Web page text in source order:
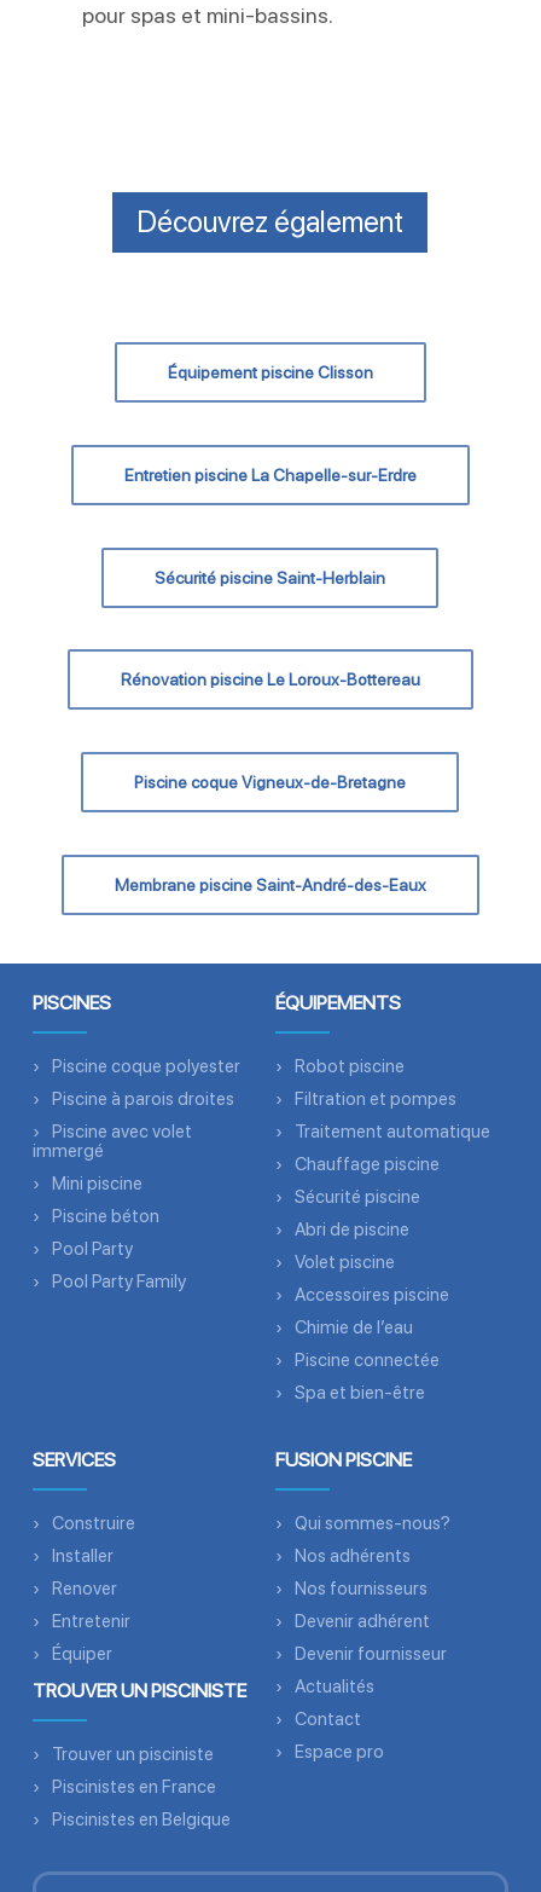
pour spas et mini-bassins.
Découvrez également
Équipement piscine Clisson
Entretien piscine La Chapelle-sur-Erdre
Sécurité piscine Saint-Herblain
Rénovation piscine Le Loroux-Bottereau
Piscine coque Vigneux-de-Bretagne
Membrane piscine Saint-André-des-Eaux
PISCINES
Piscine coque polyester
Piscine à parois droites
Piscine avec volet
immergé
Mini piscine
Piscine béton
Pool Party
Pool Party Family
ÉQUIPEMENTS
Robot piscine
Filtration et pompes
Traitement automatique
Chauffage piscine
Sécurité piscine
Abri de piscine
Volet piscine
Accessoires piscine
Chimie de l’eau
Piscine connectée
Spa et bien-être
SERVICES
Construire
Installer
Renover
Entretenir
Équiper
TROUVER UN PISCINISTE
Trouver un pisciniste
Piscinistes en France
Piscinistes en Belgique
FUSION PISCINE
Qui sommes-nous?
Nos adhérents
Nos fournisseurs
Devenir adhérent
Devenir fournisseur
Actualités
Contact
Espace pro